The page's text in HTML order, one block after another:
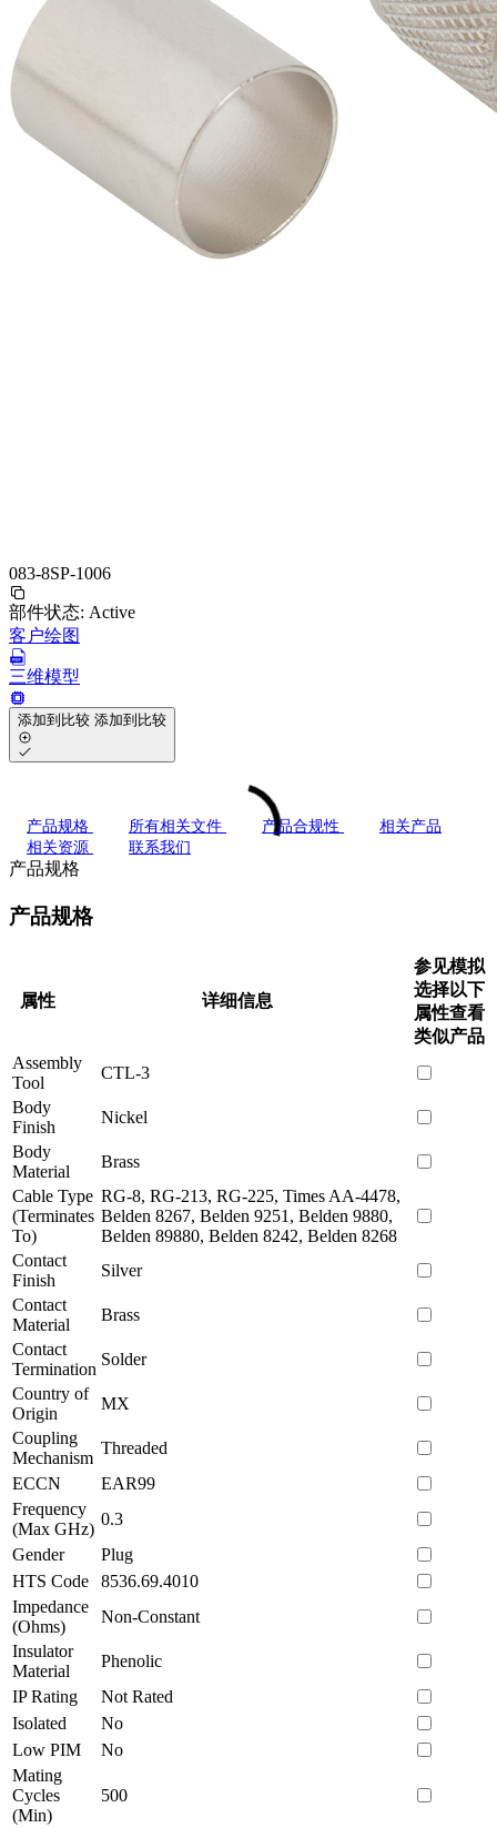
083-8SP-1006
部件状态: Active
客户绘图
三维模型
添加到比较 添加到比较
产品规格 所有相关文件 产品合规性
相关产品
相关资源
联系我们
产品规格
产品规格
属性 详细信息
参见模拟
选择以下
属性查看
类似产品
Assembly
Tool
CTL-3
Body
Finish
Nickel
Body
Material
Brass
Cable Type
(Terminates
To)
RG-8, RG-213, RG-225, Times AA-4478,
Belden 8267, Belden 9251, Belden 9880,
Belden 89880, Belden 8242, Belden 8268
Contact
Finish
Silver
Contact
Material
Brass
Contact
Termination
Solder
Country of
Origin
MX
Coupling
Mechanism
Threaded
ECCN
EAR99
Frequency
(Max GHz)
0.3
Gender
Plug
HTS Code
8536.69.4010
Impedance
(Ohms)
Non-Constant
Insulator
Material
Phenolic
IP Rating
Not Rated
Isolated
No
Low PIM
No
Mating
Cycles
(Min)
500